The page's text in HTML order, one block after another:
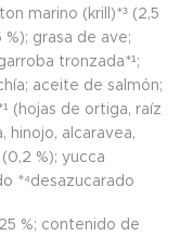
marino (krill)*³ (2,5
grasa de ave;
tronzada*¹;
aceite de salmón;
(hojas de ortiga, raíz
hinojo, alcaravea,
%); yucca
*⁴desazucarado
%; contenido de